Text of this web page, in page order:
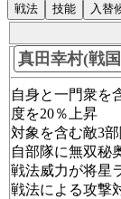
戦法 技能 入替
真田幸村(戦
自身と一門衆を
度を20％上昇
対象を含む敵3
自部隊に無双秘
戦法威力が将星
戦法による攻撃